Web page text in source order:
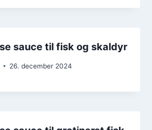
sauce til fisk og skaldyr
26. december 2024